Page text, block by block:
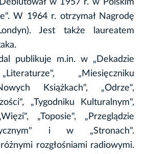
W 1964 r. otrzymał Nagrodę
Jest także laureatem
publikuje m.in. w „Dekadzie
„Miesięczniku
Książkach", „Odrze",
„Tygodniku Kulturalnym",
„Toposie", „Przeglądzie
i w „Stronach".
rozgłośniami radiowymi.